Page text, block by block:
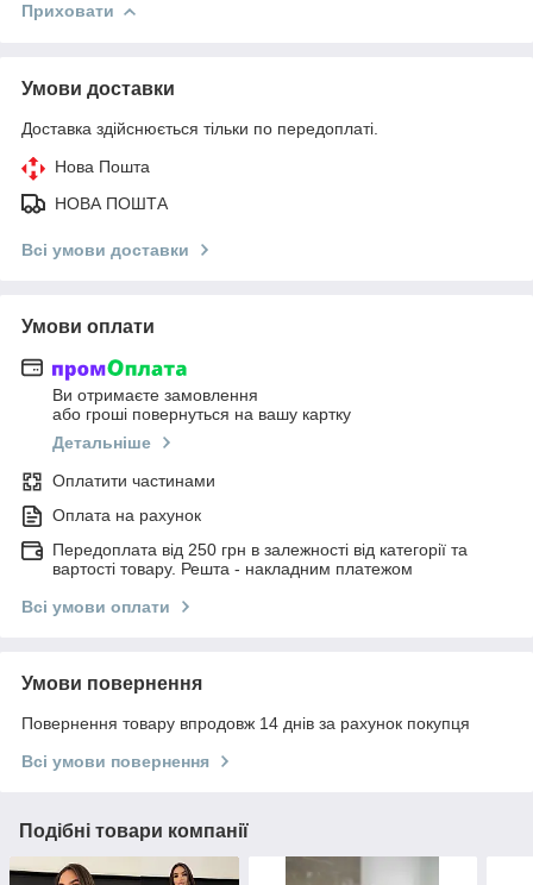
Приховати
Умови доставки
Доставка здійснюється тільки по передоплаті.
Нова Пошта
НОВА ПОШТА
Всі умови доставки
Умови оплати
Ви отримаєте замовлення
або гроші повернуться на вашу картку
Детальніше
Оплатити частинами
Оплата на рахунок
Передоплата від 250 грн в залежності від категорії та
вартості товару. Решта - накладним платежом
Всі умови оплати
Умови повернення
Повернення товару впродовж 14 днів за рахунок покупця
Всі умови повернення
Подібні товари компанії